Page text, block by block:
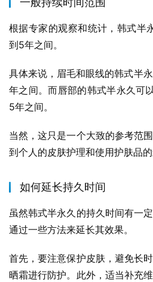
根据专家的观察和统计，韩式半
到5年之间。
具体来说，眉毛和眼线的韩式半
年之间。而唇部的韩式半永久可
5年之间。
当然，这只是一个大致的参考范
到个人的皮肤护理和使用护肤品的
如何延长持久时间
虽然韩式半永久的持久时间有一
通过一些方法来延长其效果。
首先，要注意保护皮肤，避免长
晒霜进行防护。此外，适当补充